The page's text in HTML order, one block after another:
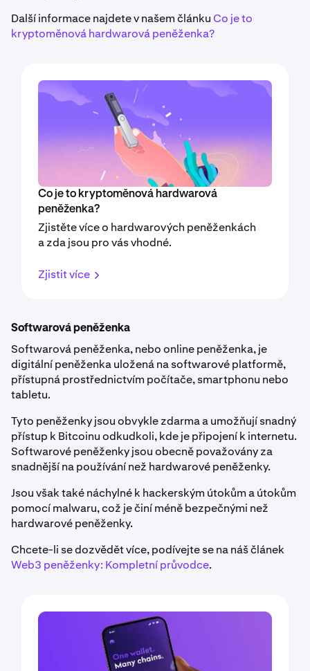
Další informace najdete v našem článku Co je to
kryptoměnová hardwarová peněženka?
Co je to kryptoměnová hardwarová
peněženka?
Zjistěte více o hardwarových peněženkách
a zda jsou pro vás vhodné.
Zjistit více
Softwarová peněženka
Softwarová peněženka, nebo online peněženka, je
digitální peněženka uložená na softwarové platformě,
přístupná prostřednictvím počítače, smartphonu nebo
tabletu.
Tyto peněženky jsou obvykle zdarma a umožňují snadný
přístup k Bitcoinu odkudkoli, kde je připojení k internetu.
Softwarové peněženky jsou obecně považovány za
snadnější na používání než hardwarové peněženky.
Jsou však také náchylné k hackerským útokům a útokům
pomocí malwaru, což je činí méně bezpečnými než
hardwarové peněženky.
Chcete-li se dozvědět více, podívejte se na náš článek
Web3 peněženky: Kompletní průvodce.